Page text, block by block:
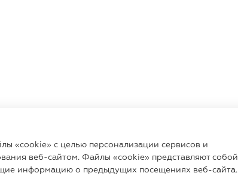
«cookie» с целью персонализации сервисов и
веб-сайтом. Файлы «cookie» представляют собой
информацию о предыдущих посещениях веб-сайта.